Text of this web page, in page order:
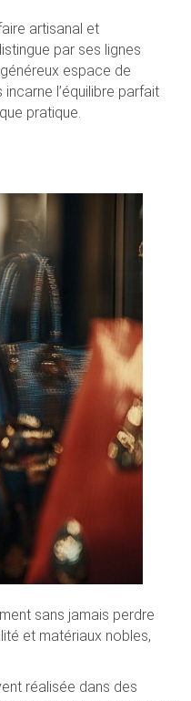
artisanal et
par ses lignes
espace de
l’équilibre parfait
pratique.
sans jamais perdre
et matériaux nobles,
réalisée dans des